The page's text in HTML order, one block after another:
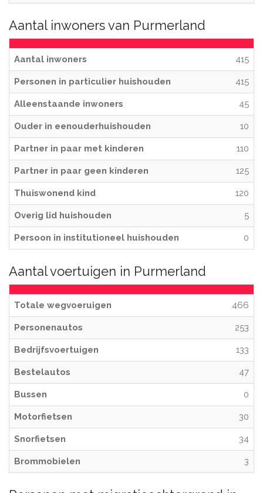
Aantal inwoners van Purmerland
Aantal inwoners 415
Personen in particulier huishouden 415
Alleenstaande inwoners 45
Ouder in eenouderhuishouden 10
Partner in paar met kinderen 110
Partner in paar geen kinderen 125
Thuiswonend kind 120
Overig lid huishouden 5
Persoon in institutioneel huishouden 0
Aantal voertuigen in Purmerland
Totale wegvoeruigen 466
Personenautos 253
Bedrijfsvoertuigen 133
Bestelautos 47
Bussen 0
Motorfietsen 30
Snorfietsen 34
Brommobielen 3